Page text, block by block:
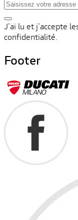
J'ai lu et j'accepte
confidentialité.
Footer